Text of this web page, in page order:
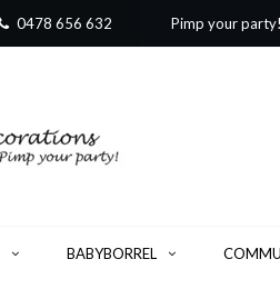
0478 656 632 Pimp your party!
BABYBORREL